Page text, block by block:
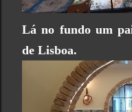
Lá no fundo um
de Lisboa.